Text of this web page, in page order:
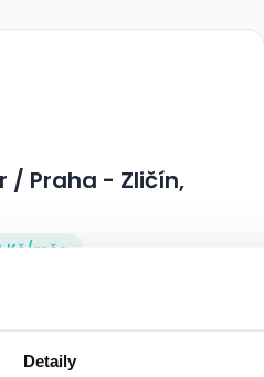
Detaily
/ Praha - Zličín,
Kč/měs.